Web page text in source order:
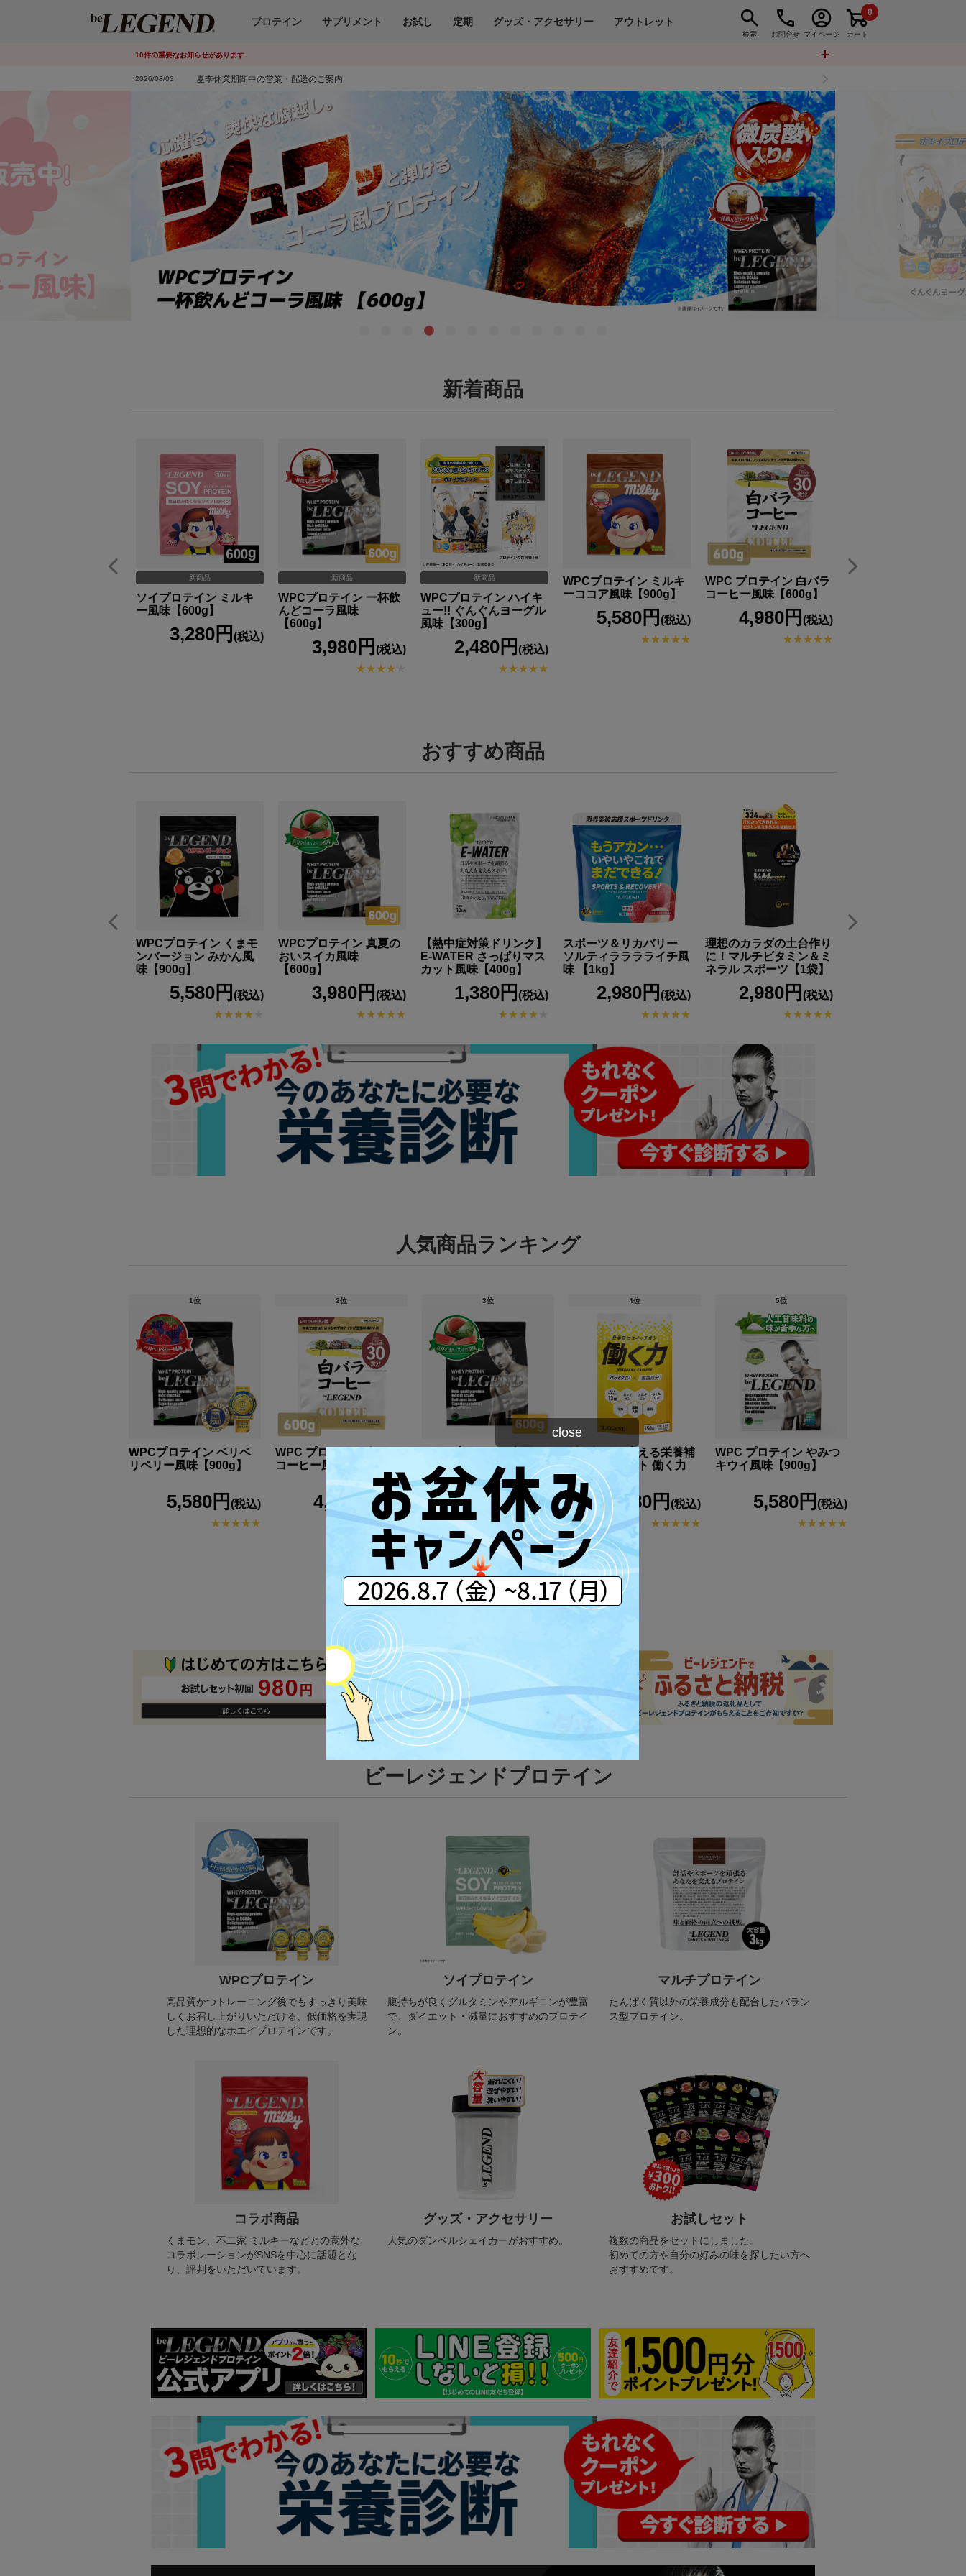
プロテイン サプリメント お試し 定期 グッズ・アクセサリー アウトレット
検索 お問合せ マイページ カート
0
10件の重要なお知らせがあります
2026/08/03 夏季休業期間中の営業・配送のご案内
新着商品
新商品
ソイプロテイン ミルキ
ー風味【600g】
3,280円(税込)
新商品
WPCプロテイン 一杯飲
んどコーラ風味
【600g】
3,980円(税込)
新商品
WPCプロテイン ハイキ
ュー!! ぐんぐんヨーグル
風味【300g】
2,480円(税込)
WPCプロテイン ミルキ
ーココア風味【900g】
5,580円(税込)
WPC プロテイン 白バラ
コーヒー風味【600g】
4,980円(税込)
おすすめ商品
WPCプロテイン くまモ
ンバージョン みかん風
味【900g】
5,580円(税込)
WPCプロテイン 真夏の
おいスイカ風味
【600g】
3,980円(税込)
【熱中症対策ドリンク】
E-WATER さっぱりマス
カット風味【400g】
1,380円(税込)
スポーツ＆リカバリー
ソルティラララライチ風
味 【1kg】
2,980円(税込)
理想のカラダの土台作り
に！マルチビタミン＆ミ
ネラル スポーツ【1袋】
2,980円(税込)
人気商品ランキング
1位
WPCプロテイン ベリベ
リベリー風味【900g】
5,580円 (税込)
2位
WPC プロテイン 白バラ
コーヒー風味【600g】
4,980円(税込)
3位
おいスイカ風味【600g】
3,980円 (税込)
4位
働く毎日を支える栄養補
給サプリメント 働く力
【1袋】
2,480円 (税込)
5位
WPC プロテイン やみつ
キウイ風味【900g】
5,580円 (税込)
6位〜10位を表示する
プロテイン一覧
ビーレジェンドプロテイン
WPCプロテイン
高品質かつトレーニング後でもすっきり美味
しくお召し上がりいただける、低価格を実現
した理想的なホエイプロテインです。
ソイプロテイン
腹持ちが良くグルタミンやアルギニンが豊富
で、ダイエット・減量におすすめのプロテイ
ン。
マルチプロテイン
たんぱく質以外の栄養成分も配合したバラン
ス型プロテイン。
コラボ商品
くまモン、不二家 ミルキーなどとの意外な
コラボレーションがSNSを中心に話題とな
り、評判をいただいています。
グッズ・アクセサリー
人気のダンベルシェイカーがおすすめ。
お試しセット
複数の商品をセットにしました。
初めての方や自分の好みの味を探したい方へ
おすすめです。
close